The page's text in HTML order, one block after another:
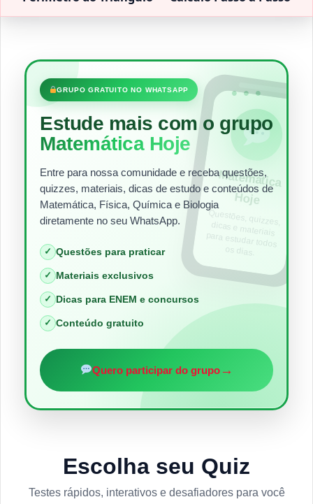
•••
GRUPO GRATUITO NO WHATSAPP
Estude mais com o grupo
Matemática Hoje
Entre para nossa comunidade e receba questões,
quizzes, materiais, dicas de estudo e conteúdos de
Matemática, Física, Química e Biologia
diretamente no seu WhatsApp.
✓ Questões para praticar
✓ Materiais exclusivos
✓ Dicas para ENEM e concursos
✓ Conteúdo gratuito
Quero participar do grupo→
Matem
ática
Hoje
Questões, quizzes,
dicas e materiais
para estudar todos
os dias.
Escolha seu Quiz
Testes rápidos, interativos e desafiadores para você